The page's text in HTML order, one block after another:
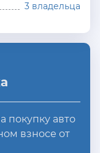
3 владельца
покупку авто
взносе от